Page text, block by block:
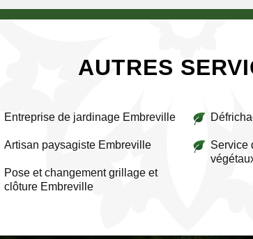
AUTRES
Entreprise de jardinage Embreville
Artisan paysagiste Embreville
Pose et changement grillage et
clôture Embreville
Service